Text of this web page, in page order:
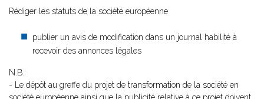
Rédiger les statuts de la société européenne
publier un avis de modification dans un journal habilité à
recevoir des annonces légales
N.B:
- Le dépôt au greffe du projet de transformation de la société en